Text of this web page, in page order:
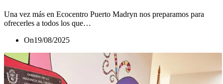
Una vez más en Ecocentro Puerto Madryn nos preparamos para
ofrecerles a todos los que…
On19/08/2025